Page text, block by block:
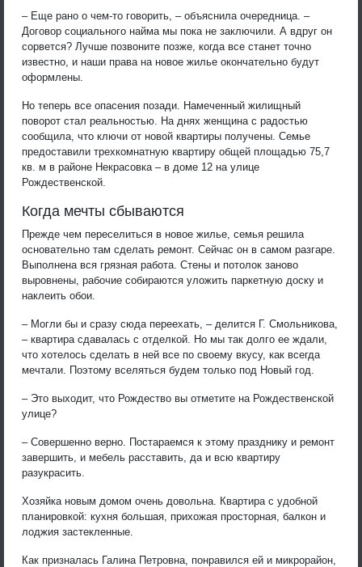
– Еще рано о чем-то говорить, – объяснила очередница. –
Договор социального найма мы пока не заключили. А вдруг он
сорвется? Лучше позвоните позже, когда все станет точно
известно, и наши права на новое жилье окончательно будут
оформлены.
Но теперь все опасения позади. Намеченный жилищный
поворот стал реальностью. На днях женщина с радостью
сообщила, что ключи от новой квартиры получены. Семье
предоставили трехкомнатную квартиру общей площадью 75,7
кв. м в районе Некрасовка – в доме 12 на улице
Рождественской.
Когда мечты сбываются
Прежде чем переселиться в новое жилье, семья решила
основательно там сделать ремонт. Сейчас он в самом разгаре.
Выполнена вся грязная работа. Стены и потолок заново
выровнены, рабочие собираются уложить паркетную доску и
наклеить обои.
– Могли бы и сразу сюда переехать, – делится Г. Смольникова,
– квартира сдавалась с отделкой. Но мы так долго ее ждали,
что хотелось сделать в ней все по своему вкусу, как всегда
мечтали. Поэтому вселяться будем только под Новый год.
– Это выходит, что Рождество вы отметите на Рождественской
улице?
– Совершенно верно. Постараемся к этому празднику и ремонт
завершить, и мебель расставить, да и всю квартиру
разукрасить.
Хозяйка новым домом очень довольна. Квартира с удобной
планировкой: кухня большая, прихожая просторная, балкон и
лоджия застекленные.
Как призналась Галина Петровна, понравился ей и микрорайон,